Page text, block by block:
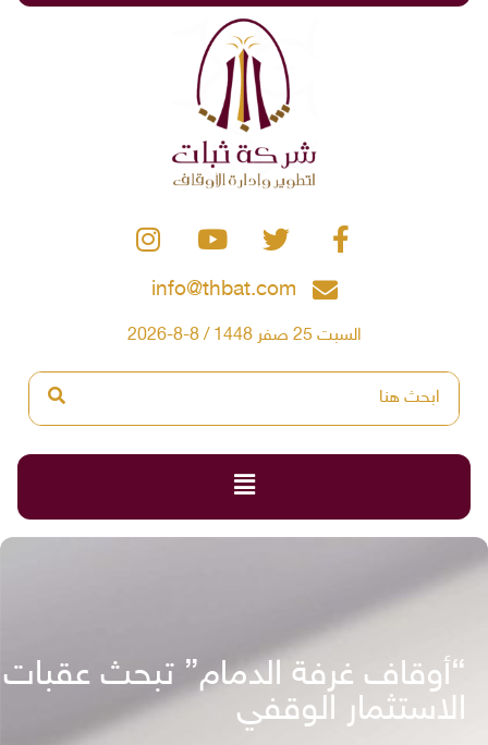
info@thbat.com
السبت 25 صفر 1448 / 8-8-2026
“أوقاف غرفة الدمام” تبحث عقبات
الاستثمار الوقفي